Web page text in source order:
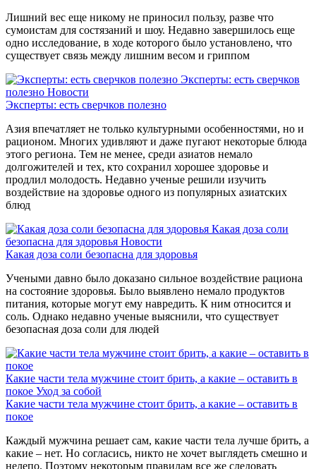
Лишний вес еще никому не приносил пользу, разве что
сумоистам для состязаний и шоу. Недавно завершилось еще
одно исследование, в ходе которого было установлено, что
существует связь между лишним весом и гриппом
Эксперты: есть сверчков
полезно Новости
Эксперты: есть сверчков полезно
Азия впечатляет не только культурными особенностями, но и
рационом. Многих удивляют и даже пугают некоторые блюда
этого региона. Тем не менее, среди азиатов немало
долгожителей и тех, кто сохранил хорошее здоровье и
продлил молодость. Недавно ученые решили изучить
воздействие на здоровье одного из популярных азиатских
блюд
Какая доза соли
безопасна для здоровья Новости
Какая доза соли безопасна для здоровья
Учеными давно было доказано сильное воздействие рациона
на состояние здоровья. Было выявлено немало продуктов
питания, которые могут ему навредить. К ним относится и
соль. Однако недавно ученые выяснили, что существует
безопасная доза соли для людей
Какие части тела мужчине стоит брить, а какие – оставить в
покое Уход за собой
Какие части тела мужчине стоит брить, а какие – оставить в
покое
Каждый мужчина решает сам, какие части тела лучше брить, а
какие – нет. Но согласись, никто не хочет выглядеть смешно и
нелепо. Поэтому некоторым правилам все же следовать